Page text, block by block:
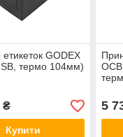
GODEX
термо 104мм)
₴
Купити
5